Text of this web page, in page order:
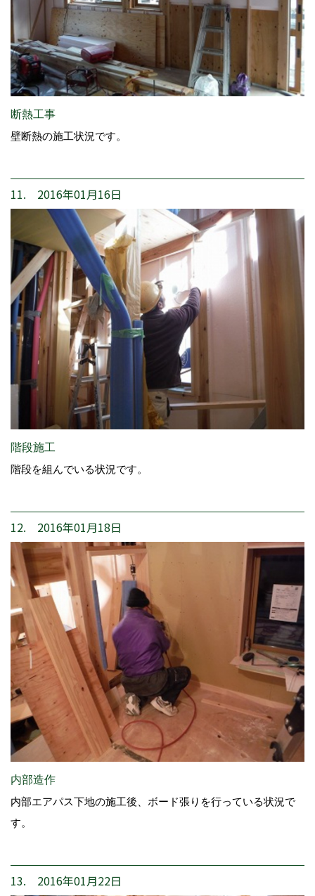
断熱工事
壁断熱の施工状況です。
11. 2016年01月16日
階段施工
階段を組んでいる状況です。
12. 2016年01月18日
内部造作
内部エアパス下地の施工後、ボード張りを行っている状況で
す。
13. 2016年01月22日